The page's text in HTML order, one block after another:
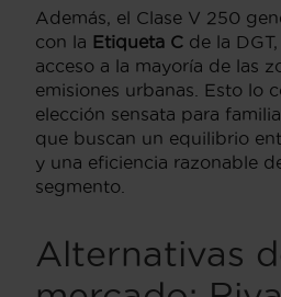
Además, el Clase V 250
con la Etiqueta C de la
acceso a la mayoría de las
emisiones urbanas. Esto lo
elección sensata para
que buscan un equilibrio
y una eficiencia razonable
segmento.
Alternativas